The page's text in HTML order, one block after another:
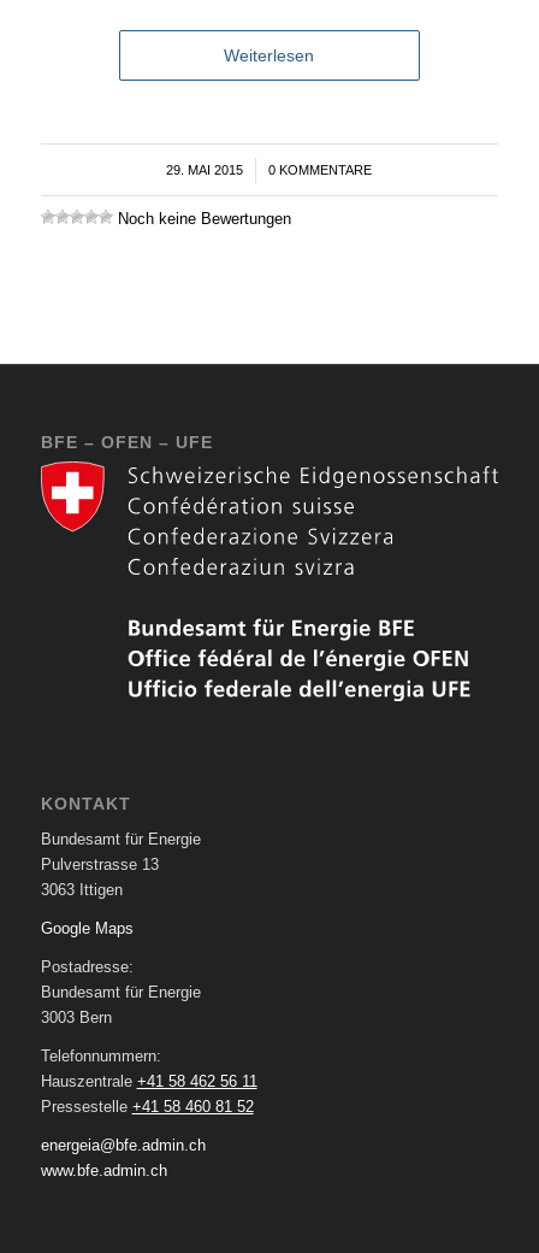
Weiterlesen
29. MAI 2015
/ 0 KOMMENTARE
Noch keine Bewertungen
BFE – OFEN – UFE
KONTAKT
Bundesamt für Energie
Pulverstrasse 13
3063 Ittigen
Google Maps
Postadresse:
Bundesamt für Energie
3003 Bern
Telefonnummern:
Hauszentrale +41 58 462 56 11
Pressestelle +41 58 460 81 52
energeia@bfe.admin.ch
www.bfe.admin.ch